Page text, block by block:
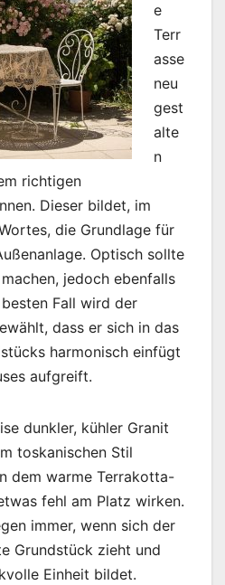
e
Terr
asse
neu
gest
alte
n
richtigen
Dieser bildet, im
die Grundlage für
Optisch sollte
jedoch ebenfalls
Fall wird der
dass er sich in das
harmonisch einfügt
aufgreift.
dunkler, kühler Granit
toskanischen Stil
dem warme Terrakotta-
fehl am Platz wirken.
immer, wenn sich der
Grundstück zieht und
Einheit bildet.